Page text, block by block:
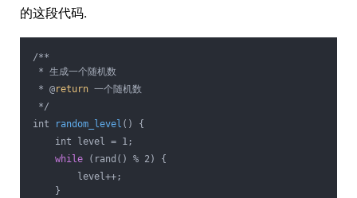
的这段代码.
/**
* 生成一个随机数
* @return 一个随机数
*/
int
random_level () {
int level = 1;
while (rand() % 2) {
level++;
}